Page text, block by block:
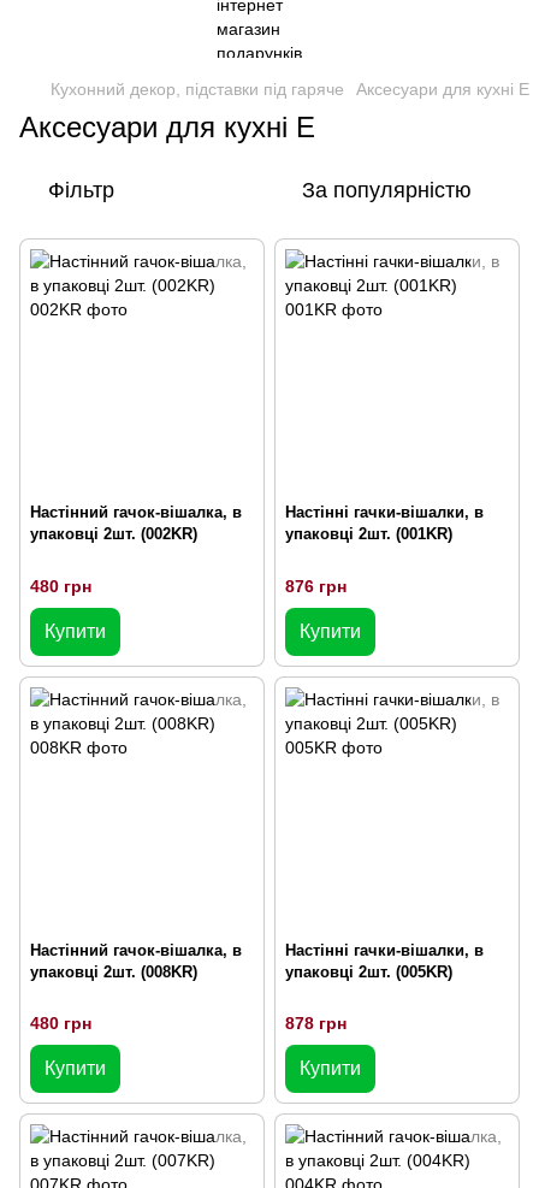
Кухонний декор, підставки під гаряче Аксесуари для кухні E
Аксесуари для кухні E
Фільтр За популярністю
Настінний гачок-вішалка, в
упаковці 2шт. (002KR)
480 грн
Купити
Настінні гачки-вішалки, в
упаковці 2шт. (001KR)
876 грн
Купити
Настінний гачок-вішалка, в
упаковці 2шт. (008KR)
480 грн
Купити
Настінні гачки-вішалки, в
упаковці 2шт. (005KR)
878 грн
Купити